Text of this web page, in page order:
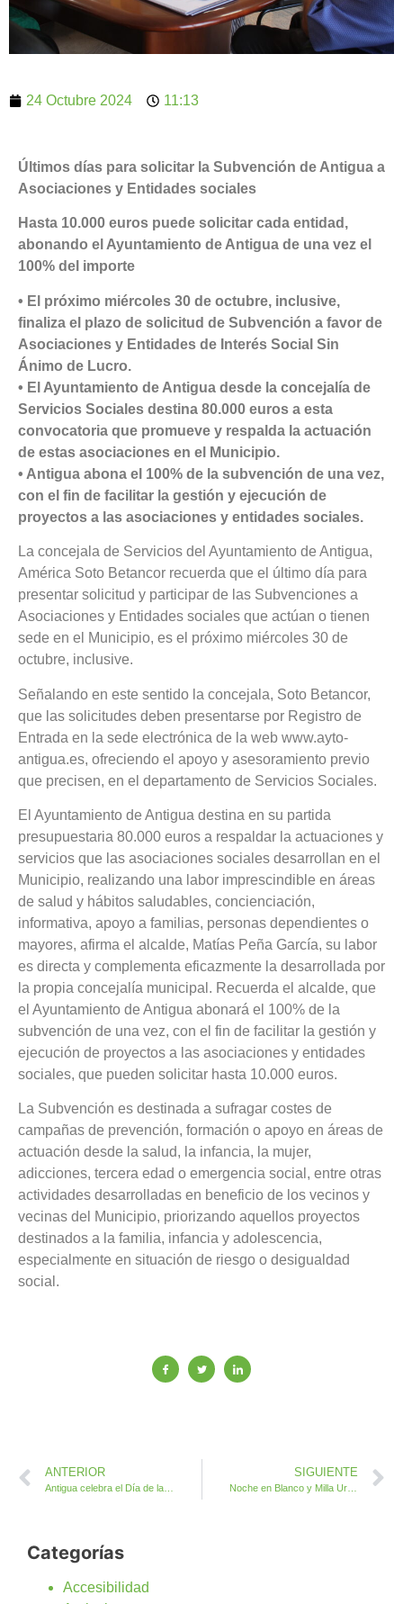
24 Octubre 2024 11:13
Últimos días para solicitar la Subvención de Antigua a
Asociaciones y Entidades sociales
Hasta 10.000 euros puede solicitar cada entidad,
abonando el Ayuntamiento de Antigua de una vez el
100% del importe
• El próximo miércoles 30 de octubre, inclusive,
finaliza el plazo de solicitud de Subvención a favor de
Asociaciones y Entidades de Interés Social Sin
Ánimo de Lucro.
• El Ayuntamiento de Antigua desde la concejalía de
Servicios Sociales destina 80.000 euros a esta
convocatoria que promueve y respalda la actuación
de estas asociaciones en el Municipio.
• Antigua abona el 100% de la subvención de una vez,
con el fin de facilitar la gestión y ejecución de
proyectos a las asociaciones y entidades sociales.
La concejala de Servicios del Ayuntamiento de Antigua,
América Soto Betancor recuerda que el último día para
presentar solicitud y participar de las Subvenciones a
Asociaciones y Entidades sociales que actúan o tienen
sede en el Municipio, es el próximo miércoles 30 de
octubre, inclusive.
Señalando en este sentido la concejala, Soto Betancor,
que las solicitudes deben presentarse por Registro de
Entrada en la sede electrónica de la web www.ayto-
antigua.es, ofreciendo el apoyo y asesoramiento previo
que precisen, en el departamento de Servicios Sociales.
El Ayuntamiento de Antigua destina en su partida
presupuestaria 80.000 euros a respaldar la actuaciones y
servicios que las asociaciones sociales desarrollan en el
Municipio, realizando una labor imprescindible en áreas
de salud y hábitos saludables, concienciación,
informativa, apoyo a familias, personas dependientes o
mayores, afirma el alcalde, Matías Peña García, su labor
es directa y complementa eficazmente la desarrollada por
la propia concejalía municipal. Recuerda el alcalde, que
el Ayuntamiento de Antigua abonará el 100% de la
subvención de una vez, con el fin de facilitar la gestión y
ejecución de proyectos a las asociaciones y entidades
sociales, que pueden solicitar hasta 10.000 euros.
La Subvención es destinada a sufragar costes de
campañas de prevención, formación o apoyo en áreas de
actuación desde la salud, la infancia, la mujer,
adicciones, tercera edad o emergencia social, entre otras
actividades desarrolladas en beneficio de los vecinos y
vecinas del Municipio, priorizando aquellos proyectos
destinados a la familia, infancia y adolescencia,
especialmente en situación de riesgo o desigualdad
social.
ANTERIOR SIGUIENTE
Noche en Blanco y Milla Urbana este sábado en Antigua
Categorías
Accesibilidad